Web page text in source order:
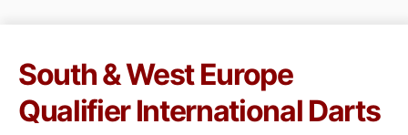
South & West Europe
Qualifier International Darts